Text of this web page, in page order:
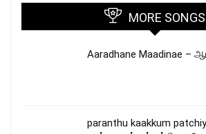
MORE SONGS
Aaradhane Maadinae –
paranthu kaakkum